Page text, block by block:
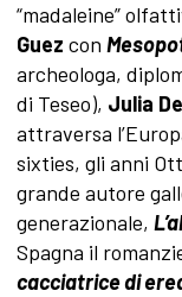
“madaleine”
Guez con
archeologa,
di Teseo), Julia
attraversa
sixties, gli anni
grande autore
generazionale,
Spagna il
cacciatrice di